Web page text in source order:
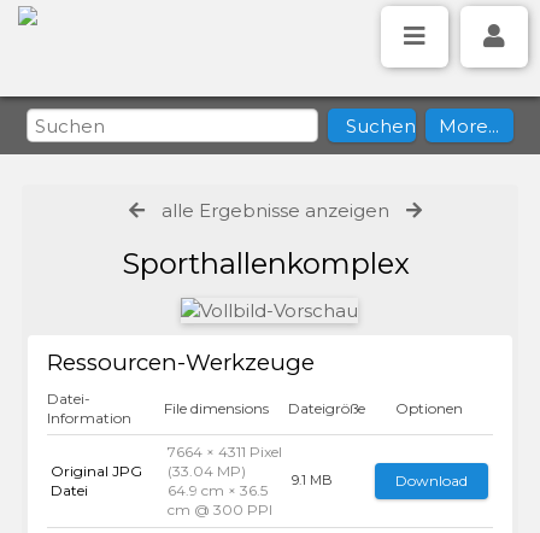
alle Ergebnisse anzeigen
Sporthallenkomplex
Ressourcen-Werkzeuge
Datei-
Information
File dimensions Dateigröße Optionen
Original JPG
Datei
7664 × 4311 Pixel
(33.04 MP)
64.9 cm × 36.5
cm @ 300 PPI
9.1 MB Download